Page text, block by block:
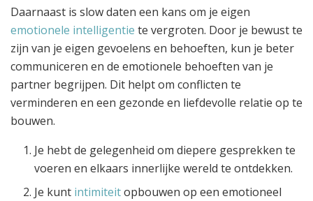
Daarnaast is slow daten een kans om je eigen
emotionele intelligentie te vergroten. Door je bewust te
zijn van je eigen gevoelens en behoeften, kun je beter
communiceren en de emotionele behoeften van je
partner begrijpen. Dit helpt om conflicten te
verminderen en een gezonde en liefdevolle relatie op te
bouwen.
Je hebt de gelegenheid om diepere gesprekken te
voeren en elkaars innerlijke wereld te ontdekken.
Je kunt intimiteitopbouwen op een emotioneel